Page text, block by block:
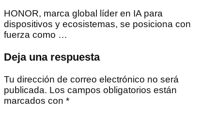
HONOR, marca global líder en IA para
dispositivos y ecosistemas, se posiciona con
fuerza como …
Deja una respuesta
Tu dirección de correo electrónico no será
publicada. Los campos obligatorios están
marcados con *